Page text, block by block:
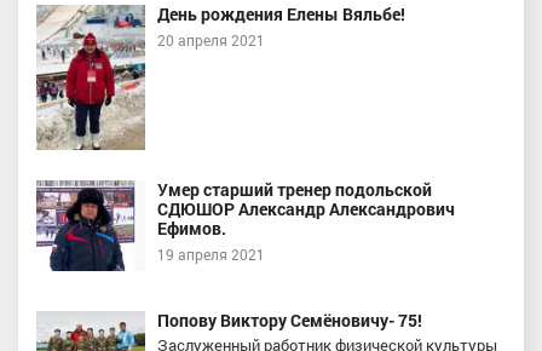
День рождения Елены Вяльбе!
20 апреля 2021
Умер старший тренер подольской
СДЮШОР Александр Александрович
Ефимов.
19 апреля 2021
Попову Виктору Семёновичу- 75!
Заслуженный работник физической культуры